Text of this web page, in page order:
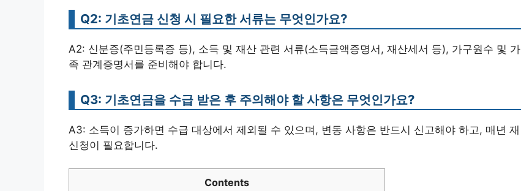
Q2: 기초연금 신청 시 필요한 서류는 무엇인가요?
A2: 신분증(주민등록증 등), 소득 및 재산 관련 서류(소득금액증명서, 재산세서 등), 가구원수 및 가
족 관계증명서를 준비해야 합니다.
Q3: 기초연금을 수급 받은 후 주의해야 할 사항은 무엇인가요?
A3: 소득이 증가하면 수급 대상에서 제외될 수 있으며, 변동 사항은 반드시 신고해야 하고, 매년 재
신청이 필요합니다.
Contents